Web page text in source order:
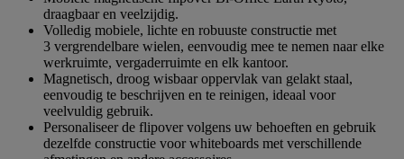
sterren.
draagbaar en veelzijdig.
Volledig mobiele, lichte en robuuste constructie met
3 vergrendelbare wielen, eenvoudig mee te nemen naar elke
werkruimte, vergaderruimte en elk kantoor.
Magnetisch, droog wisbaar oppervlak van gelakt staal,
eenvoudig te beschrijven en te reinigen, ideaal voor
veelvuldig gebruik.
Personaliseer de flipover volgens uw behoeften en gebruik
dezelfde constructie voor whiteboards met verschillende